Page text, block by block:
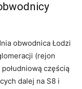
obwodnica Łodzi
(rejon
częścią
dalej na S8 i